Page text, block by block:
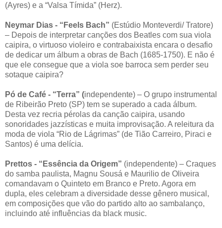
(Ayres) e a “Valsa Tímida” (Herz).
Neymar Dias - “Feels Bach” (Estúdio Monteverdi/ Tratore)
– Depois de interpretar canções dos Beatles com sua viola
caipira, o virtuoso violeiro e contrabaixista encara o desafio
de dedicar um álbum a obras de Bach (1685-1750). E não é
que ele consegue que a viola soe barroca sem perder seu
sotaque caipira?
Pó de Café - “Terra” (independente) – O grupo instrumental
de Ribeirão Preto (SP) tem se superado a cada álbum.
Desta vez recria pérolas da canção caipira, usando
sonoridades jazzísticas e muita improvisação. A releitura da
moda de viola “Rio de Lágrimas” (de Tião Carreiro, Piraci e
Santos) é uma delícia.
Prettos - “Essência da Origem” (independente) – Craques
do samba paulista, Magnu Sousá e Maurilio de Oliveira
comandavam o Quinteto em Branco e Preto. Agora em
dupla, eles celebram a diversidade desse gênero musical,
em composições que vão do partido alto ao sambalanço,
incluindo até influências da black music.